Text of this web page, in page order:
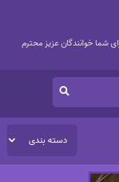
شما خوانندگان عزیز محترم